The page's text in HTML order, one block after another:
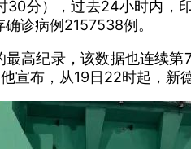
分），过去24小时内，
诊病例2157538例。
高纪录，该数据也连续
宣布，从19日22时起，新